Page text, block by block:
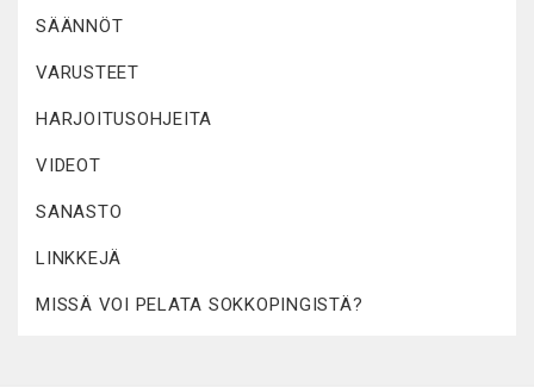
SÄÄNNÖT
VARUSTEET
HARJOITUSOHJEITA
VIDEOT
SANASTO
LINKKEJÄ
MISSÄ VOI PELATA SOKKOPINGISTÄ?